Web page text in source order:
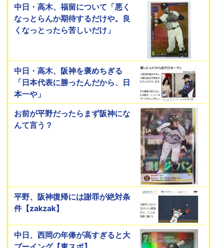
中日・高木、福留について「悪く
なっとらんか期待するだけや。良
くなっとったら苦しいだけ」
中日・高木、阪神を褒めちぎる
「日本代表に勝ったんだから、日
本一や」
お前が平野だったらまず阪神にな
んて言う？
平野、阪神復帰には謝罪が絶対条
件【zakzak】
中日、西岡の年俸が高すぎると大